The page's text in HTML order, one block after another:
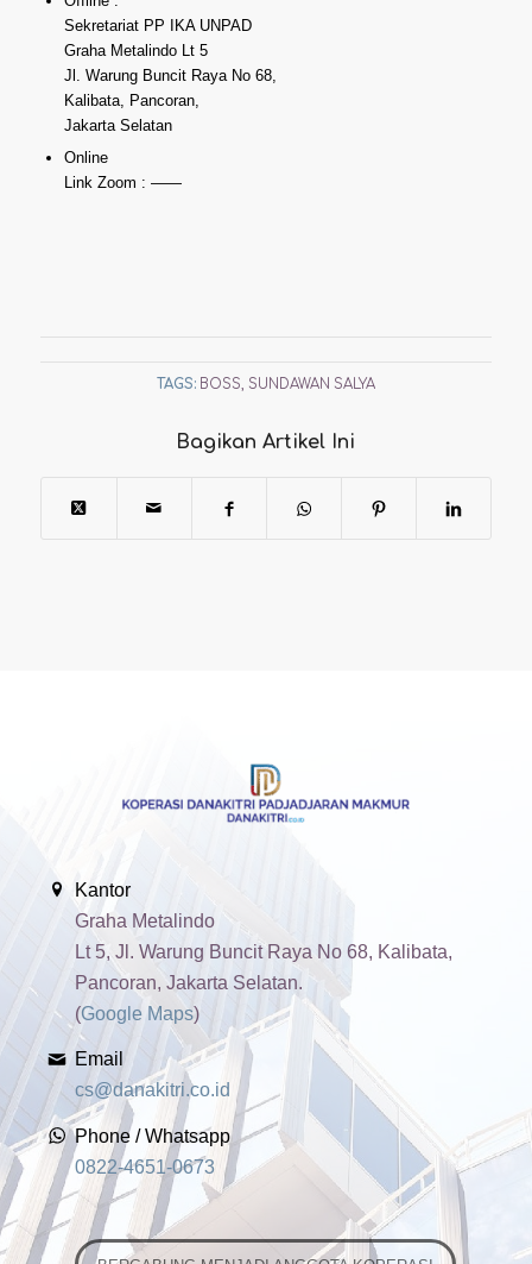
Sekretariat PP IKA UNPAD
Graha Metalindo Lt 5
Jl. Warung Buncit Raya No 68,
Kalibata, Pancoran,
Jakarta Selatan
Online
Link Zoom : ——
TAGS: BOSS, SUNDAWAN SALYA
Bagikan Artikel Ini
Kantor
Graha Metalindo
Lt 5, Jl. Warung Buncit Raya No 68, Kalibata,
Pancoran, Jakarta Selatan.
(Google Maps)
Email
cs@danakitri.co.id
Phone / Whatsapp
0822-4651-0673